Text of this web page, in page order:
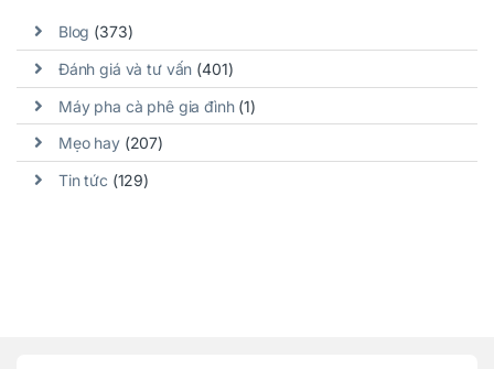
Blog (373)
Đánh giá và tư vấn (401)
Máy pha cà phê gia đình(1)
Mẹo hay(207)
Tin tức (129)